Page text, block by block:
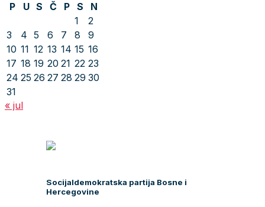
P
U S Č P S
N
1
2
3
4 5 6 7 8
9
10 11 12 13 14 15 16
17 18 19 20 21 22 23
24 25 26 27 28 29 30
31
« jul
Socijaldemokratska partija Bosne i
Hercegovine